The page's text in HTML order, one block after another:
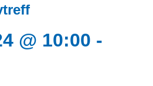
@ 10:00 -